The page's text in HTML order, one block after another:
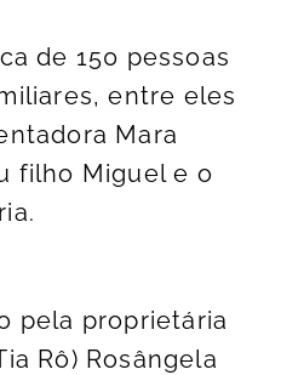
de 150 pessoas
entre eles
Mara
filho Miguel e o
pela proprietária
Rô) Rosângela